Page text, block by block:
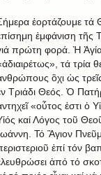
ἑορτάζουμε τά
ἐμφάνιση τῆς
πρώτη φορά. Ἡ
τά
ὂχι ὡς
Τριάδι Θεός. Ὁ
«οὗτος ἐστι
καί Λόγος τοῦ
Τό Ἃγιον
ἐπί τόν
ἀπό τό